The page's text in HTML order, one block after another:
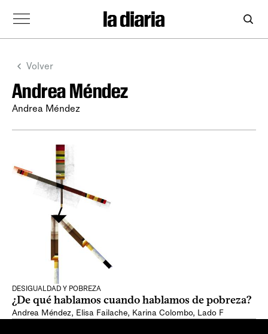
Volver
Andrea Méndez
Andrea Méndez
DESIGUALDAD Y POBREZA
¿De qué hablamos cuando hablamos de pobreza?
Andrea Méndez, Elisa Failache, Karina Colombo, Lado F